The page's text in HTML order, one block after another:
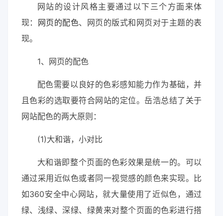
网站的设计风格主要通过以下三个方面来体
现：
网页的配色、网页的版式和网页对于主题的表
现。
1、网页的配色
配色需要以良好的色彩感知能力作为基础，并
且色彩的选取要符合网站的定位。岳浩总结了关于
网站配色的两大原则：
(1)大和谐，小对比
大和谐即整个页面的色彩效果是统一的。可以
通过采用近似色或者同一视觉感的颜色来实现。比
如360安全中心网站，就大量使用了近似色，通过
绿、浅绿、深绿、绿黄来对整个页面的色彩进行搭